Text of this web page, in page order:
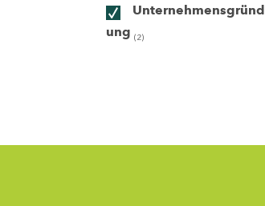
Unternehmensgründ
ung (2)